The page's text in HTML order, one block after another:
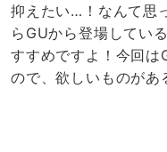
抑えたい…！なんて思
らGUから登場してい
すすめですよ！今回は
ので、欲しいものが